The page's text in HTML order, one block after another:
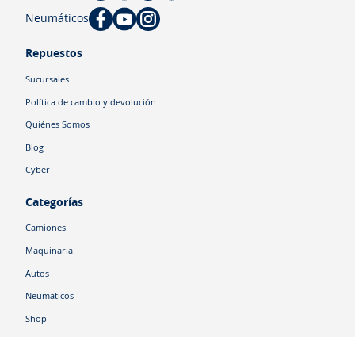
Neumáticos
Repuestos
Sucursales
Política de cambio y devolución
Quiénes Somos
Blog
Cyber
Categorías
Camiones
Maquinaria
Autos
Neumáticos
Shop